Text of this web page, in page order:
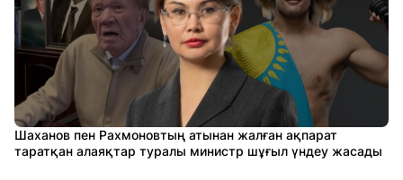
Шаханов пен Рахмоновтың атынан жалған ақпарат
таратқан алаяқтар туралы министр шұғыл үндеу жасады